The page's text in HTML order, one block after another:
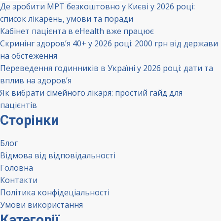
Де зробити МРТ безкоштовно у Києві у 2026 році:
список лікарень, умови та поради
Кабінет пацієнта в eHealth вже працює
Скринінг здоров’я 40+ у 2026 році: 2000 грн від держави
на обстеження
Переведення годинників в Україні у 2026 році: дати та
вплив на здоров’я
Як вибрати сімейного лікаря: простий гайд для
пацієнтів
Сторінки
Блог
Відмова від відповідальності
Головна
Контакти
Політика конфідеціальності
Умови використання